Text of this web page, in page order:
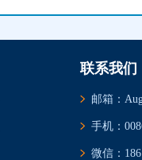
联系我们
邮箱：
手机：
微信：